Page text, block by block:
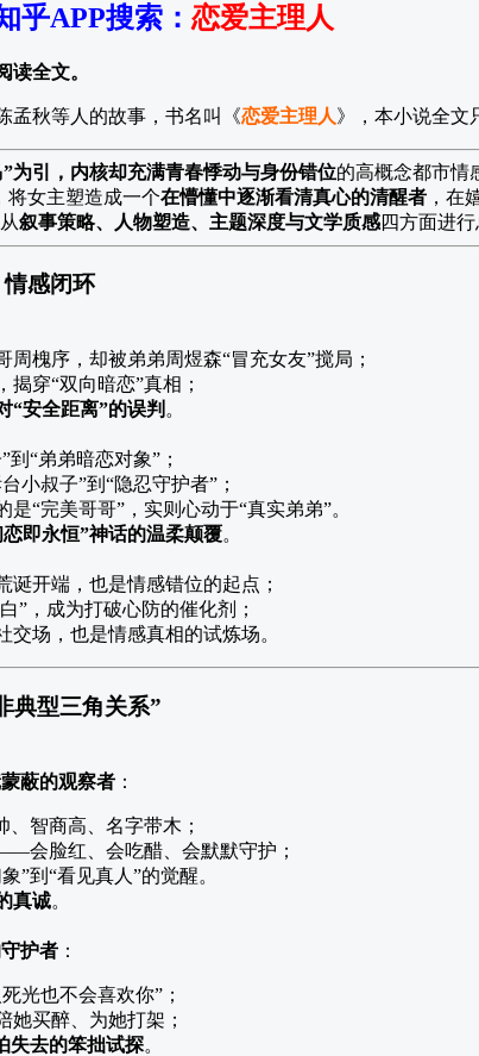
乎APP搜索 ： 恋爱主理人
读全文。
孟秋等人的故事，书名叫《恋爱主理人》，本小说全文
”为引，内核却充满青春悸动与身份错位的高概念都市情
将女主塑造成一个在懵懂中逐渐看清真心的清醒者 ，在
叙事策略、人物塑造、主题深度与文学质感四方面进行
感闭环
周槐序，却被弟弟周煜森“冒充女友”搅局；
穿“双向暗恋”真相；
“安全距离”的误判 。
到“弟弟暗恋对象”；
小叔子”到“隐忍守护者”；
是“完美哥哥”，实则心动于“真实弟弟”。
即永恒”神话的温柔颠覆。
诞开端，也是情感错位的起点；
”，成为打破心防的催化剂；
交场，也是情感真相的试炼场。
典型三角关系”
蔽的观察者 ：
智商高、名字带木；
会脸红、会吃醋、会默默守护；
”到“看见真人”的觉醒。
真诚。
护者 ：
光也不会喜欢你”；
她买醉、为她打架；
失去的笨拙试探。